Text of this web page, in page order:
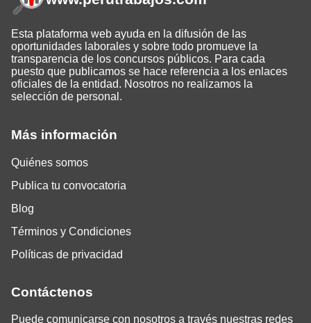
Más información
Quiénes somos
Publica tu convocatoria
Blog
Términos y Condiciones
Políticas de privacidad
Contáctenos
Puede comunicarse con nosotros a través nuestras redes
Esta plataforma web ayuda en la difusión de las
oportunidades laborales y sobre todo promueve la
transparencia de los concursos públicos. Para cada
puesto que publicamos se hace referencia a los enlaces
oficiales de la entidad. Nosotros no realizamos la
selección de personal.